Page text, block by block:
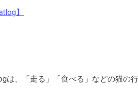
】
は、「走る」「食べる」などの猫の